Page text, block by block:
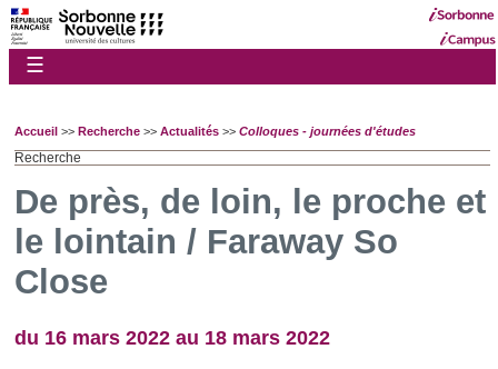
☰
Accueil >> Recherche >> Actualités >> Colloques - journées d'études
Recherche
De près, de loin, le proche et
le lointain / Faraway So
Close
du 16 mars 2022 au 18 mars 2022